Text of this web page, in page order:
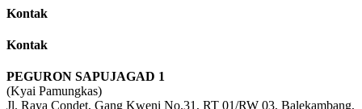
Kontak
Kontak
PEGURON SAPUJAGAD 1
(Kyai Pamungkas)
Jl. Raya Condet, Gang Kweni No.31, RT 01/RW 03, Balekambang,